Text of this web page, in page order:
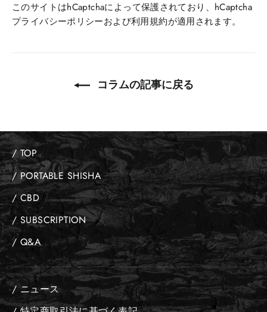
このサイトはhCaptchaによって保護されており、hCaptcha
プライバシーポリシーおよび利用規約が適用されます。
コラムの記事に戻る
/ TOP
/ PORTABLE SHISHA
/ CBD
/ SUBSCRIPTION
/ Q&A
/ ニュース